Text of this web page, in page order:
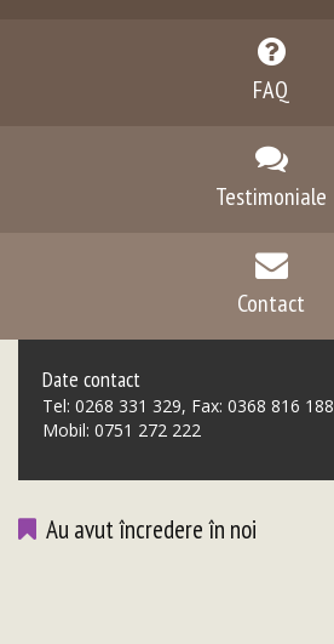
FAQ
Testimoniale
Contact
Date contact
Tel: 0268 331 329, Fax: 0368 816 188
Mobil: 0751 272 222
Au avut încredere în noi